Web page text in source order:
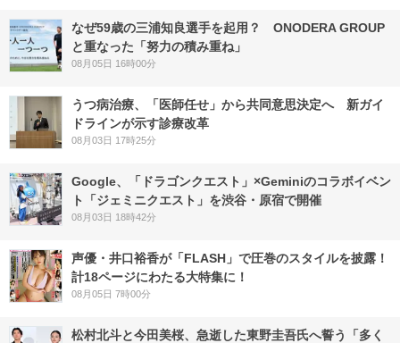
なぜ59歳の三浦知良選手を起用？ ONODERA GROUP
と重なった「努力の積み重ね」
08月05日 16時00分
うつ病治療、「医師任せ」から共同意思決定へ 新ガイ
ドラインが示す診療改革
08月03日 17時25分
Google、「ドラゴンクエスト」×Geminiのコラボイベン
ト「ジェミニクエスト」を渋谷・原宿で開催
08月03日 18時42分
声優・井口裕香が「FLASH」で圧巻のスタイルを披露！
計18ページにわたる大特集に！
08月05日 7時00分
松村北斗と今田美桜、急逝した東野圭吾氏へ誓う「多く